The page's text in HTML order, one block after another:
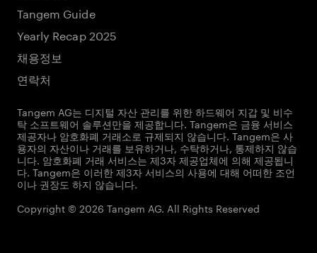
Tangem Guide
Yearly Recap 2025
채용정보
연락처
Tangem AG는 디지털 자산 관리를 위한 하드웨어 지갑 및 비수
탁 소프트웨어 솔루션만을 제공합니다. Tangem은 금융 서비스
제공자나 암호화폐 거래소로 규제되지 않습니다. Tangem은 사
용자의 자산이나 거래를 보유하거나, 수탁하거나, 통제하지 않습
니다. 암호화폐 거래 서비스는 제3자 제공업체에 의해 제공됩니
다. Tangem은 이러한 제3자 서비스의 사용에 대해 어떠한 조언
이나 권장도 하지 않습니다.